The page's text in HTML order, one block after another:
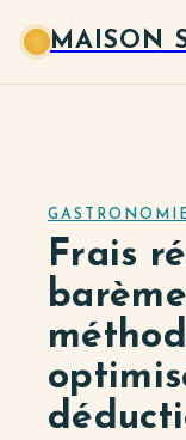
MAISON
Frais